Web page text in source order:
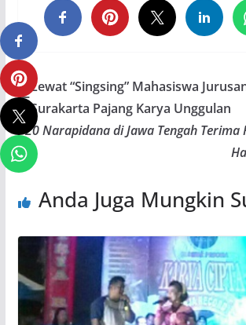
Lewat “Singsing” Mahasiswa
Surakarta Pajang Karya Unggulan
20 Narapidana di Jawa Tengah Terima
Anda Juga Mungkin